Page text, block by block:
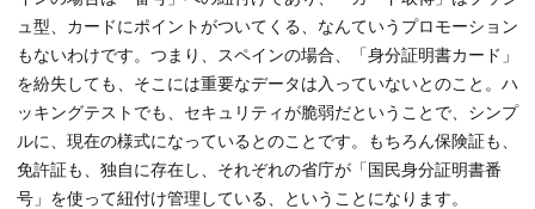
ュ型、カードにポイントがついてくる、なんていうプロモーション
もないわけです。つまり、スペインの場合、「身分証明書カード」
を紛失しても、そこには重要なデータは入っていないとのこと。ハ
ッキングテストでも、セキュリティが脆弱だということで、シンプ
ルに、現在の様式になっているとのことです。もちろん保険証も、
免許証も、独自に存在し、それぞれの省庁が「国民身分証明書番
号」を使って紐付け管理している、ということになります。